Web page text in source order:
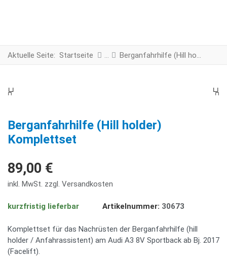
Aktuelle Seite: Startseite Berganfahrhilfe (Hill holder) Komplettset
Berganfahrhilfe (Hill holder)
Komplettset
89,00 €
inkl. MwSt. zzgl. Versandkosten
kurzfristig lieferbar Artikelnummer: 30673
Komplettset für das Nachrüsten der Berganfahrhilfe (hill
holder / Anfahrassistent) am Audi A3 8V Sportback ab Bj. 2017
(Facelift).